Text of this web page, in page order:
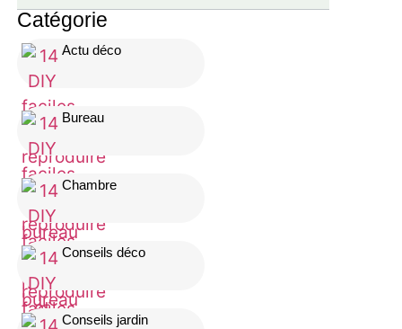
Catégorie
Actu déco
Bureau
Chambre
Conseils déco
Conseils jardin